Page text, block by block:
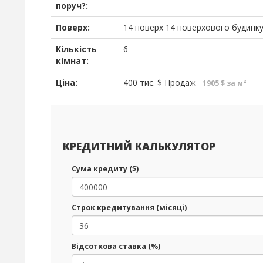
поруч?:
Поверх:
14 поверх 14 поверхового будинку
Кількість
кімнат:
6
Ціна: 400 тис. $ Продаж 1905 $ за м²
КРЕДИТНИЙ КАЛЬКУЛЯТОР
Сума кредиту ($)
Строк кредитування (місяці)
Відсоткова ставка (%)